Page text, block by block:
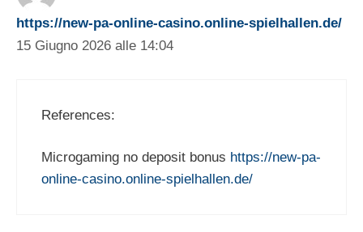
https://new-pa-online-casino.online-spielhallen.de/
15 Giugno 2026 alle 14:04
References:
Microgaming no deposit bonus https://new-pa-
online-casino.online-spielhallen.de/